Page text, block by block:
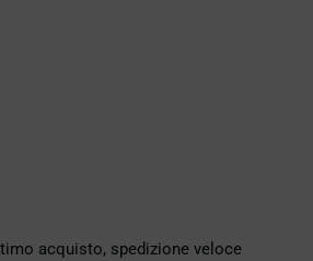
acquisto, spedizione veloce